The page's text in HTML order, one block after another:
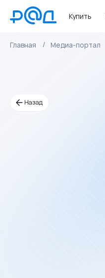
Купить
Главная Медиа-портал
Назад